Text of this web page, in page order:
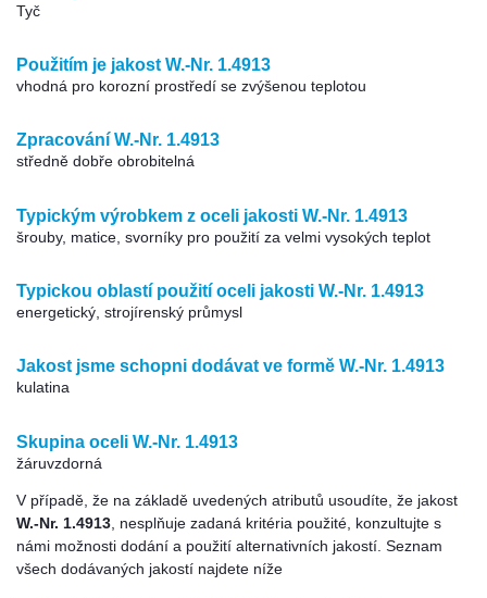
Tyč
Použitím je jakost W.-Nr. 1.4913
vhodná pro korozní prostředí se zvýšenou teplotou
Zpracování W.-Nr. 1.4913
středně dobře obrobitelná
Typickým výrobkem z oceli jakosti W.-Nr. 1.4913
šrouby, matice, svorníky pro použití za velmi vysokých teplot
Typickou oblastí použití oceli jakosti W.-Nr. 1.4913
energetický, strojírenský průmysl
Jakost jsme schopni dodávat ve formě W.-Nr. 1.4913
kulatina
Skupina oceli W.-Nr. 1.4913
žáruvzdorná
V případě, že na základě uvedených atributů usoudíte, že jakost
W.-Nr. 1.4913, nesplňuje zadaná kritéria použité, konzultujte s
námi možnosti dodání a použití alternativních jakostí. Seznam
všech dodávaných jakostí najdete níže